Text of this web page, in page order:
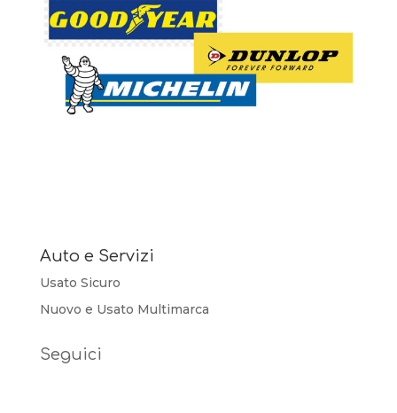
Auto e Servizi
Usato Sicuro
Nuovo e Usato Multimarca
Seguici